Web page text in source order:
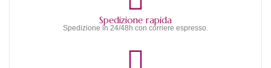
Spedizione rapida
Spedizione in 24/48h con corriere espresso.